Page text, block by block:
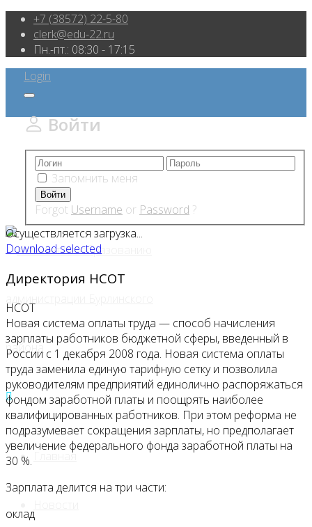
+7 (38572) 22-5-80
clerk@edu-22.ru
Пн.-пт.: 08:30 - 17:15
Login
Войти
Запомнить меня
Forgot Username or Password ?
Главная
Осуществляется загрузка...
Download selected
Директория НСОТ
НСОТ
Новая система оплаты труда — способ начисления
зарплаты работников бюджетной сферы, введенный в
России с 1 декабря 2008 года. Новая система оплаты
труда заменила единую тарифную сетку и позволила
руководителям предприятий единолично распоряжаться
фондом заработной платы и поощрять наиболее
квалифицированных работников. При этом реформа не
подразумевает сокращения зарплаты, но предполагает
увеличение федерального фонда заработной платы на
30 %.
Зарплата делится на три части:
оклад